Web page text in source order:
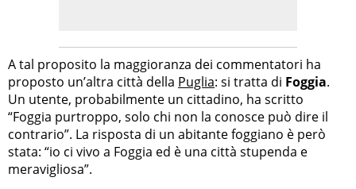
A tal proposito la maggioranza dei commentatori ha
proposto un’altra città della Puglia: si tratta di Foggia.
Un utente, probabilmente un cittadino, ha scritto
“Foggia purtroppo, solo chi non la conosce può dire il
contrario”. La risposta di un abitante foggiano è però
stata: “io ci vivo a Foggia ed è una città stupenda e
meravigliosa”.